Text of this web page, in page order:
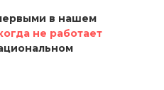
в нашем
не работает